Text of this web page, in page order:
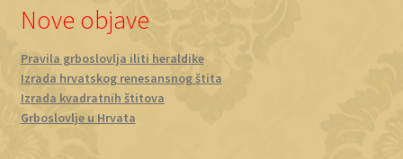
Nove objave
Pravila grboslovlja iliti heraldike
Izrada hrvatskog renesansnog štita
Izrada kvadratnih štitova
Grboslovlje u Hrvata